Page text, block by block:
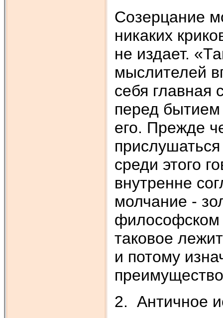
Созерцание
никаких
не издает.
мыслителей
себя главная
перед
его. Прежде
среди этого
внутренне
молчание -
философском
таковое
и потому
2. Античное